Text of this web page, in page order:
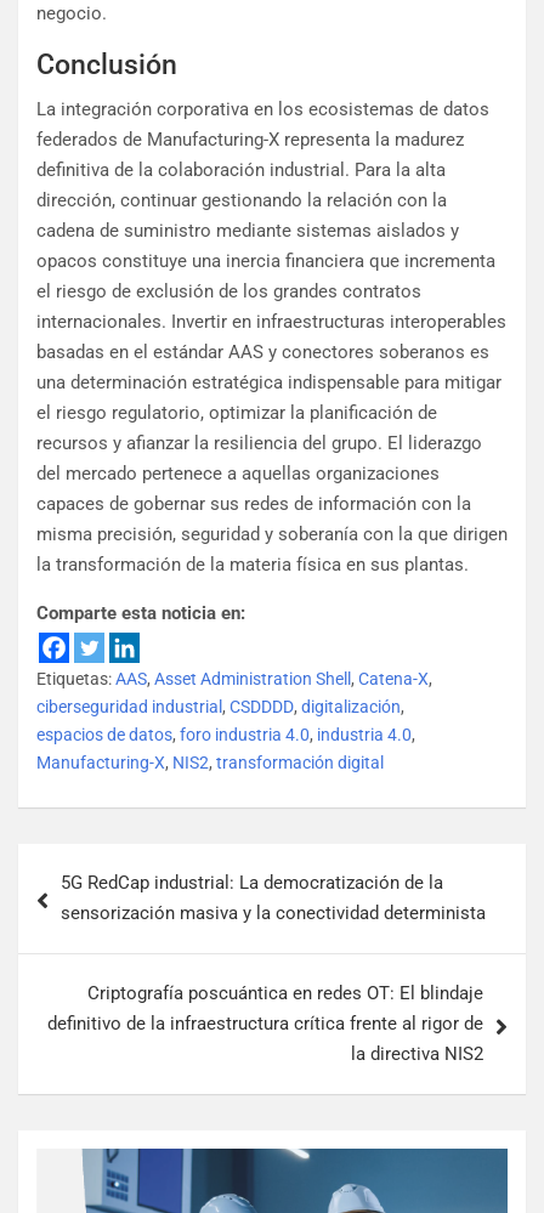
negocio.
Conclusión
La integración corporativa en los ecosistemas de datos
federados de Manufacturing-X representa la madurez
definitiva de la colaboración industrial. Para la alta
dirección, continuar gestionando la relación con la
cadena de suministro mediante sistemas aislados y
opacos constituye una inercia financiera que incrementa
el riesgo de exclusión de los grandes contratos
internacionales. Invertir en infraestructuras interoperables
basadas en el estándar AAS y conectores soberanos es
una determinación estratégica indispensable para mitigar
el riesgo regulatorio, optimizar la planificación de
recursos y afianzar la resiliencia del grupo. El liderazgo
del mercado pertenece a aquellas organizaciones
capaces de gobernar sus redes de información con la
misma precisión, seguridad y soberanía con la que dirigen
la transformación de la materia física en sus plantas.
Comparte esta noticia en:
Etiquetas:AAS, Asset Administration Shell , Catena-X,
ciberseguridad industrial , CSDDDD, digitalización,
espacios de datos, foro industria 4.0, industria 4.0,
Manufacturing-X, NIS2, transformación digital
5G RedCap industrial: La democratización de la
sensorización masiva y la conectividad determinista
Criptografía poscuántica en redes OT: El blindaje
definitivo de la infraestructura crítica frente al rigor de
la directiva NIS2